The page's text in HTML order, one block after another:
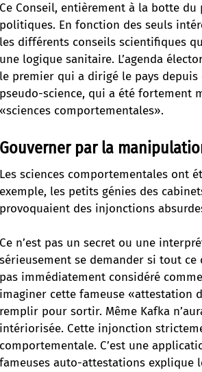
Ce Conseil, entièrement à la botte
politiques. En fonction des seuls
les différents conseils scientifiques
une logique sanitaire. L’agenda
le premier qui a dirigé le pays depuis
pseudo-science, qui a été fortement
«sciences comportementales».
Gouverner par la
Les sciences comportementales ont
exemple, les petits génies des
provoquaient des injonctions
Ce n’est pas un secret ou une
sérieusement se demander si tout
pas immédiatement considéré
imaginer cette fameuse «attestation
remplir pour sortir. Même Kafka
intériorisée. Cette injonction
comportementale. C’est une
fameuses auto-attestations explique